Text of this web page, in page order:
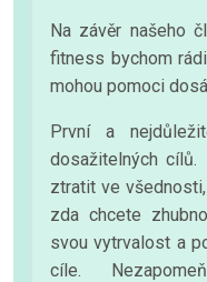
Na závěr našeho
fitness bychom
mohou pomoci
První a
dosažitelných
ztratit ve
zda chcete
svou vytrvalost a
cíle.